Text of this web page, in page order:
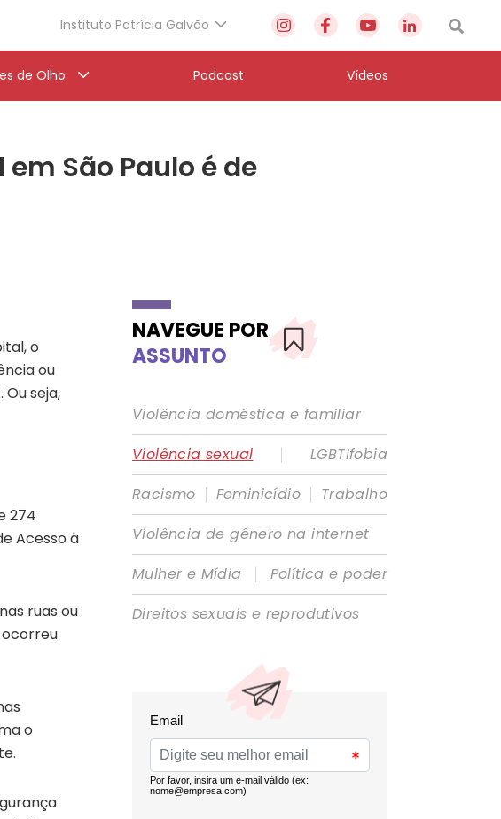
Instituto Patrícia Galvão
de Olho Podcast Vídeos
São Paulo é de
o
ou
seja,
274
Acesso à
ruas ou
o
NAVEGUE POR
ASSUNTO
Violência doméstica e familiar
Violência sexual
|
LGBTIfobia
Racismo | Feminicídio | Trabalho
Violência de gênero na internet
Mulher e Mídia
|
Política e poder
Direitos sexuais e reprodutivos